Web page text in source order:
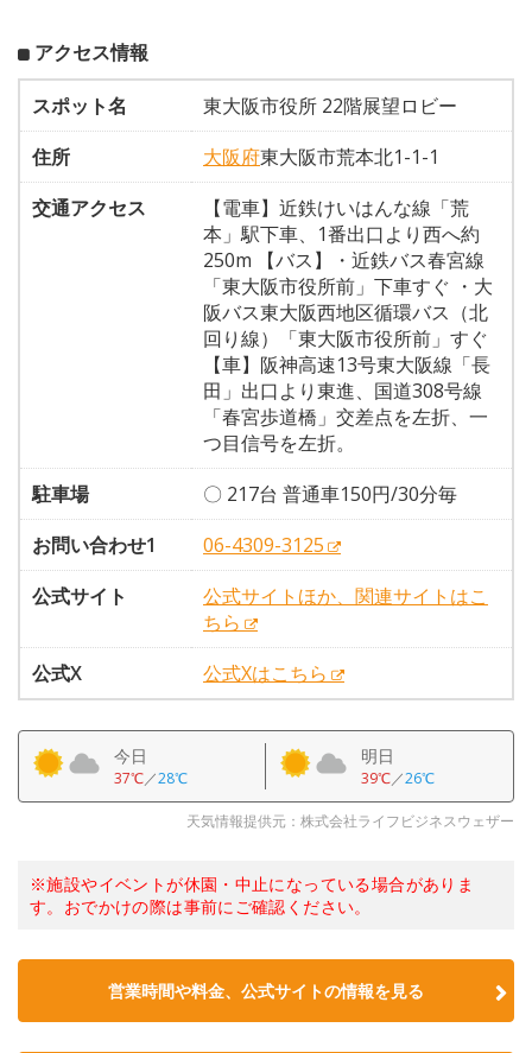
アクセス情報
スポット名
東大阪市役所 22階展望ロビー
住所
大阪府東大阪市荒本北1-1-1
交通アクセス
【電車】近鉄けいはんな線「荒
本」駅下車、1番出口より西へ約
250m 【バス】・近鉄バス春宮線
「東大阪市役所前」下車すぐ ・大
阪バス東大阪西地区循環バス（北
回り線）「東大阪市役所前」すぐ
【車】阪神高速13号東大阪線「長
田」出口より東進、国道308号線
「春宮歩道橋」交差点を左折、一
つ目信号を左折。
駐車場
〇 217台 普通車150円/30分毎
お問い合わせ1
06-4309-3125
公式サイト
公式サイトほか、関連サイトはこ
ちら
公式X
公式Xはこちら
今日
37℃／28℃
明日
39℃／26℃
天気情報提供元：株式会社ライフビジネスウェザー
※施設やイベントが休園・中止になっている場合がありま
す。おでかけの際は事前にご確認ください。
営業時間や料金、公式サイトの情報を見る